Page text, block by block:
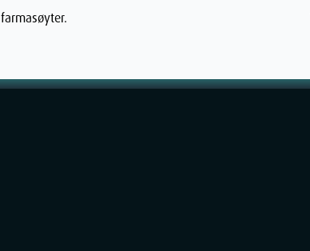
eller tørking med håndkle for å
Sun Lotion i dag og gjør deg klar for